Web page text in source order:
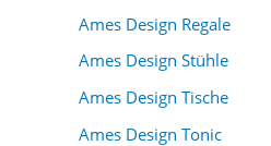
Ames Design Regale
Ames Design Stühle
Ames Design Tische
Ames Design Tonic